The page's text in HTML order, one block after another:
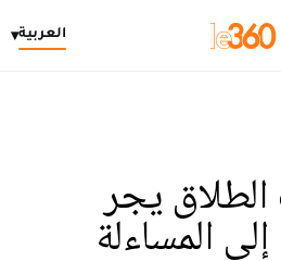
العربية▾
الطلاق يجر
المساءلة